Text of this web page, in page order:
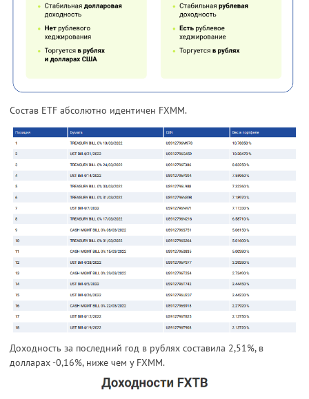
Состав ETF абсолютно идентичен FXMM.
Доходность за последний год в рублях составила 2,51%, в
долларах -0,16%, ниже чем у FXMM.